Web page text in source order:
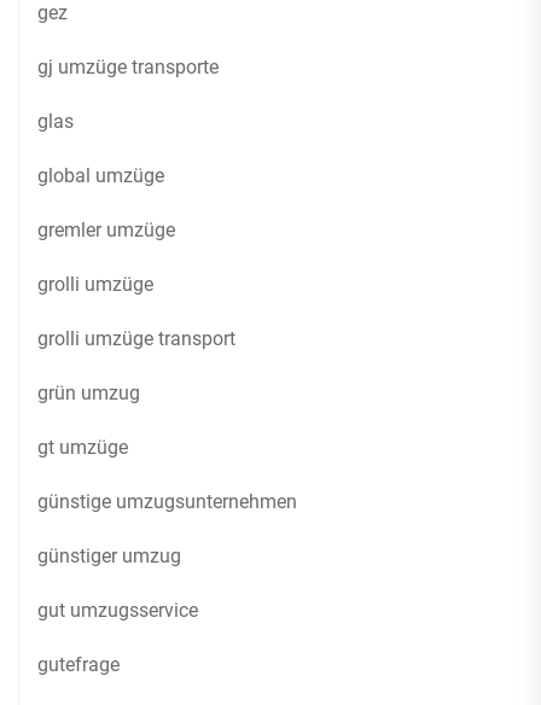
gez
gj umzüge transporte
glas
global umzüge
gremler umzüge
grolli umzüge
grolli umzüge transport
grün umzug
gt umzüge
günstige umzugsunternehmen
günstiger umzug
gut umzugsservice
gutefrage